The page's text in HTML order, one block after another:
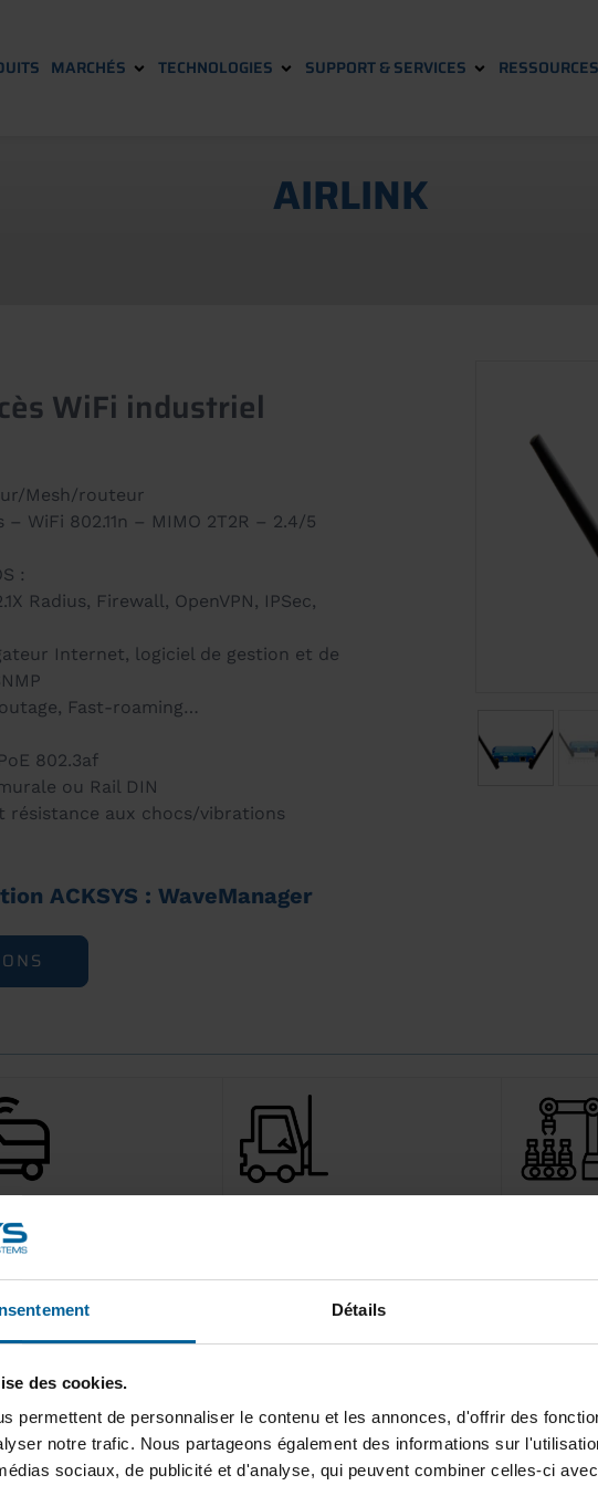
Détails
des cookies.
permettent de personnaliser le contenu et les annonces, d'offrir des
notre trafic. Nous partageons également des informations sur
sociaux, de publicité et d'analyse, qui peuvent combiner celles-ci
MARCHÉS TECHNOLOGIES SUPPORT & SERVICES RESSOURCES
AIRLINK
WiFi industriel
Mesh/routeur
WiFi 802.11n – MIMO 2T2R – 2.4/5
:
Radius, Firewall, OpenVPN, IPSec,
Internet, logiciel de gestion et de
Fast-roaming…
802.3af
ou Rail DIN
résistance aux chocs/vibrations
ACKSYS : WaveManager
et praticité: son faible encombrement, son système de
son intégration dans un coffret ou dans des endroits exigus, il